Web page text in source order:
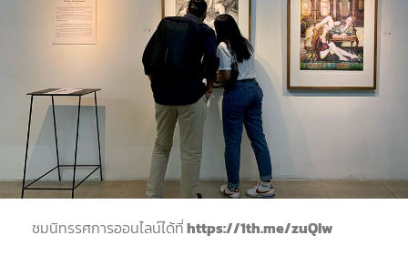
ชมนิทรรศการออนไลน์ได้ที่https://1th.me/zuQIw